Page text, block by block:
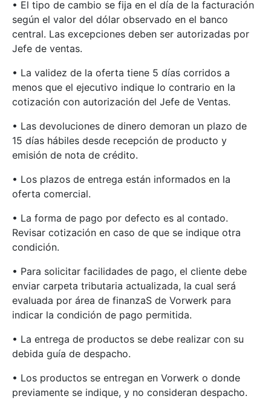
• El tipo de cambio se fija en el día de la facturación
según el valor del dólar observado en el banco
central. Las excepciones deben ser autorizadas por
Jefe de ventas.
• La validez de la oferta tiene 5 días corridos a
menos que el ejecutivo indique lo contrario en la
cotización con autorización del Jefe de Ventas.
• Las devoluciones de dinero demoran un plazo de
15 días hábiles desde recepción de producto y
emisión de nota de crédito.
• Los plazos de entrega están informados en la
oferta comercial.
• La forma de pago por defecto es al contado.
Revisar cotización en caso de que se indique otra
condición.
• Para solicitar facilidades de pago, el cliente debe
enviar carpeta tributaria actualizada, la cual será
evaluada por área de finanzaS de Vorwerk para
indicar la condición de pago permitida.
• La entrega de productos se debe realizar con su
debida guía de despacho.
• Los productos se entregan en Vorwerk o donde
previamente se indique, y no consideran despacho.